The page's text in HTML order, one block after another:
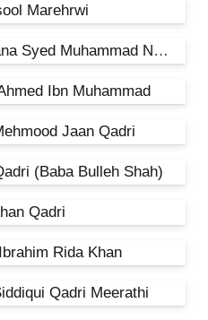
Marehrwi
Sadr al-Afadhil Mawlana Syed Muhammad Naeem al-Din Muradabadi
Ibn Muhammad
Jaan Qadri
(Baba Bulleh Shah)
Qadri
Rida Khan
Qadri Meerathi